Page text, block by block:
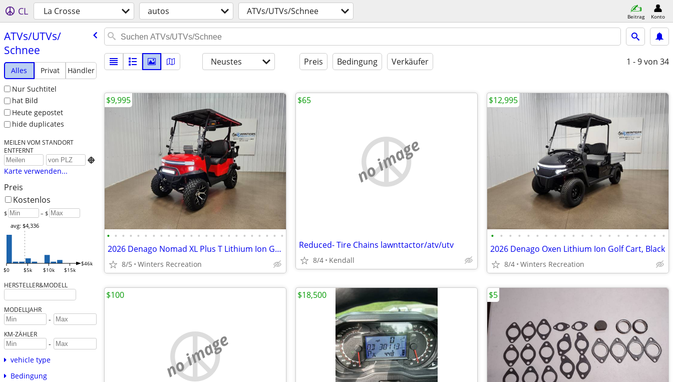
CL La Crosse autos ATVs/UTVs/Schnee Beitrag Konto
ATVs/​UTVs/​
Schnee
Alles Privat
Händler
Nur Suchtitel
hat Bild
Heute gepostet
hide duplicates
MEILEN VOM STANDORT
ENTFERNT

Karte verwenden...
Preis
Kostenlos
$ – $
$0 $5k $10k $15k
$46k
avg: $4,336
HERSTELLER&MODELL
MODELLJAHR
-
KM-ZÄHLER
-
vehicle type
Bedingung
Neustes Preis Bedingung Verkäufer 1 - 9von 34
• • • • • • • • • • • • • • • • • • • • • • • •
2026 Denago Nomad XL Plus T Lithium Ion Golf Cart, Scarlet
8/5 Winters Recreation
$9,995
no image
Reduced- Tire Chains lawnttactor/atv/utv
8/4 Kendall
$65
• • • • • • • • • • • • • • • • • • • •
2026 Denago Oxen Lithium Ion Golf Cart, Black
8/4 Winters Recreation
$12,995
no image
$100 $18,500 $5